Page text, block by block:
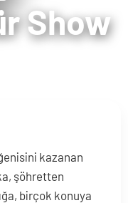
Show
kazanan
şöhretten
birçok konuya